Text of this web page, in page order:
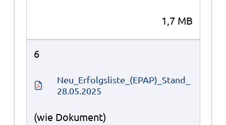
1,7 MB
6
Neu_Erfolgsliste_(EPAP)_Stand_
28.05.2025
(wie Dokument)